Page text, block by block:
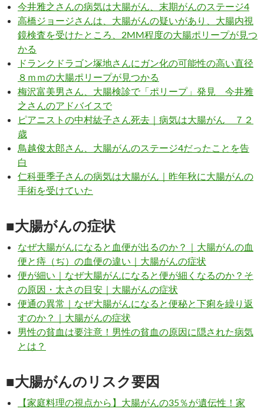
今井雅之さんの病気は大腸がん、末期がんのステージ4
高橋ジョージさんは、大腸がんの疑いがあり、大腸内視
鏡検査を受けたところ、2MM程度の大腸ポリープが見つ
かる
ドランクドラゴン塚地さんにガン化の可能性の高い直径
８ｍｍの大腸ポリープが見つかる
梅沢富美男さん、大腸検診で「ポリープ」発見 今井雅
之さんのアドバイスで
ピアニストの中村紘子さん死去｜病気は大腸がん ７２
歳
鳥越俊太郎さん、大腸がんのステージ4だったことを告
白
仁科亜季子さんの病気は大腸がん｜昨年秋に大腸がんの
手術を受けていた
■大腸がんの症状
なぜ大腸がんになると血便が出るのか？｜大腸がんの血
便と痔（ぢ）の血便の違い｜大腸がんの症状
便が細い｜なぜ大腸がんになると便が細くなるのか？そ
の原因・太さの目安｜大腸がんの症状
便通の異常｜なぜ大腸がんになると便秘と下痢を繰り返
すのか？｜大腸がんの症状
男性の貧血は要注意！男性の貧血の原因に隠された病気
とは？
■大腸がんのリスク要因
【家庭料理の視点から】大腸がんの35％が遺伝性！家